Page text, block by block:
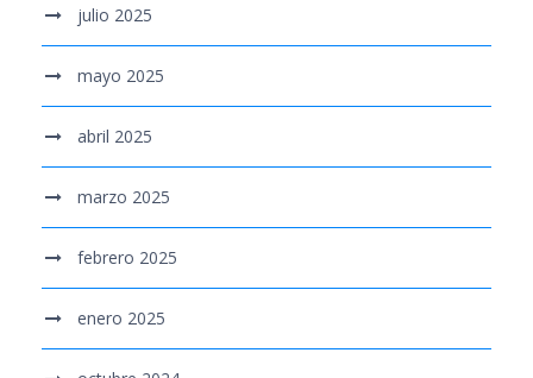
julio 2025
mayo 2025
abril 2025
marzo 2025
febrero 2025
enero 2025